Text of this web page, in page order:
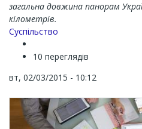
загальна довжина панорам
кілометрів.
Суспільство
10 переглядів
вт, 02/03/2015 - 10:12